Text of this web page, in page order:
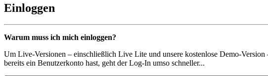
Einloggen
Warum muss ich mich einloggen?
Um Live-Versionen – einschließlich Live Lite und unsere kostenlose Demo-
bereits ein Benutzerkonto hast, geht der Log-In umso schneller...